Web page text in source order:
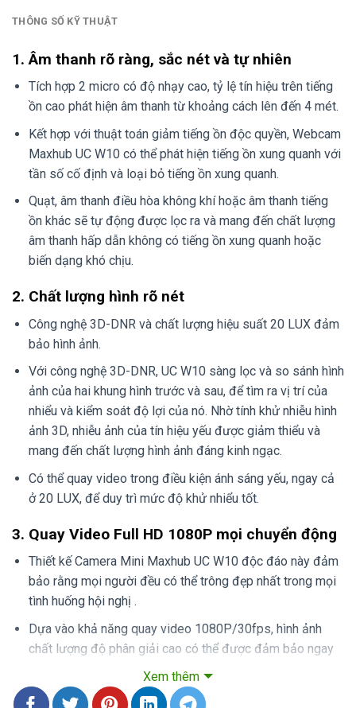
THÔNG SỐ KỸ THUẬT
1. Âm thanh rõ ràng, sắc nét và tự nhiên
Tích hợp 2 micro có độ nhạy cao, tỷ lệ tín hiệu trên tiếng
ồn cao phát hiện âm thanh từ khoảng cách lên đến 4 mét.
Kết hợp với thuật toán giảm tiếng ồn độc quyền, Webcam
Maxhub UC W10 có thể phát hiện tiếng ồn xung quanh với
tần số cố định và loại bỏ tiếng ồn xung quanh.
Quạt, âm thanh điều hòa không khí hoặc âm thanh tiếng
ồn khác sẽ tự động được lọc ra và mang đến chất lượng
âm thanh hấp dẫn không có tiếng ồn xung quanh hoặc
biến dạng khó chịu.
2. Chất lượng hình rõ nét
Công nghệ 3D-DNR và chất lượng hiệu suất 20 LUX đảm
bảo hình ảnh.
Với công nghệ 3D-DNR, UC W10 sàng lọc và so sánh hình
ảnh của hai khung hình trước và sau, để tìm ra vị trí của
nhiểu và kiểm soát độ lợi của nó. Nhờ tính khử nhiễu hình
ảnh 3D, nhiễu ảnh của tín hiệu yếu được giảm thiểu và
mang đến chất lượng hình ảnh đáng kinh ngạc.
Có thể quay video trong điều kiện ánh sáng yếu, ngay cả
ở 20 LUX, để duy trì mức độ khử nhiểu tốt.
3. Quay Video Full HD 1080P mọi chuyển động
Thiết kế Camera Mini Maxhub UC W10 độc đáo này đảm
bảo rằng mọi người đều có thể trông đẹp nhất trong mọi
tình huống hội nghị .
Dựa vào khả năng quay video 1080P/30fps, hình ảnh
chất lượng độ phân giải cao có thể được đảm bảo ngay
cả trên màn hình 55inch trở lên
Cảm biến hiệu suất cao 2M pixel được sử dụng trong lĩnh
Xem thêm